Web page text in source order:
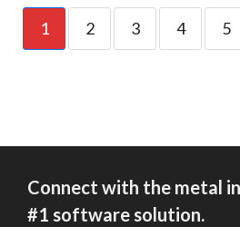
1 2 3 4 5
Connect with the metal
#1 software solution.